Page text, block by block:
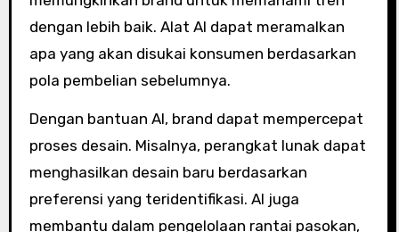
dengan lebih baik. Alat AI dapat meramalkan
apa yang akan disukai konsumen berdasarkan
pola pembelian sebelumnya.
Dengan bantuan AI, brand dapat mempercepat
proses desain. Misalnya, perangkat lunak dapat
menghasilkan desain baru berdasarkan
preferensi yang teridentifikasi. AI juga
membantu dalam pengelolaan rantai pasokan,